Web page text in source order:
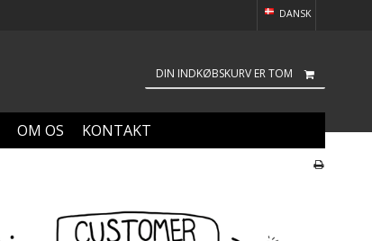
DANSK
DIN INDKØBSKURV ER TOM
OM OS KONTAKT